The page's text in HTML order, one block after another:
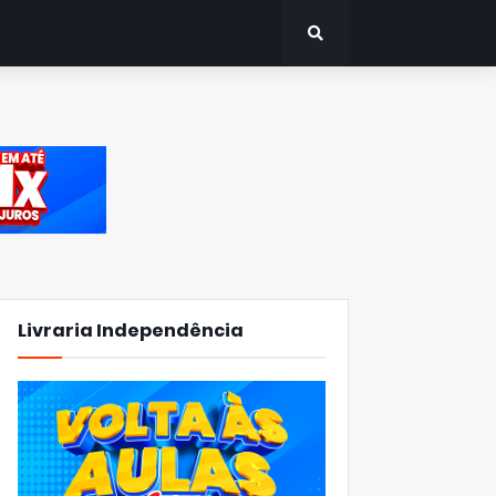
Livraria Independência